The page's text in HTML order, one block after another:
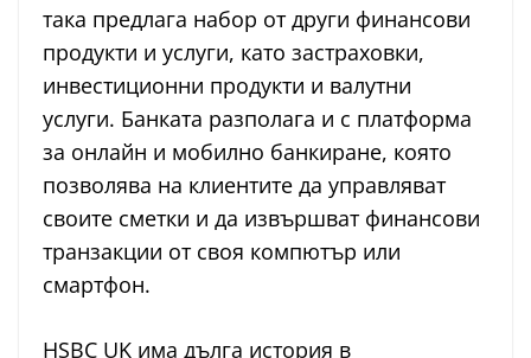
така предлага набор от други финансови
продукти и услуги, като застраховки,
инвестиционни продукти и валутни
услуги. Банката разполага и с платформа
за онлайн и мобилно банкиране, която
позволява на клиентите да управляват
своите сметки и да извършват финансови
транзакции от своя компютър или
смартфон.
HSBC UK има дълга история в